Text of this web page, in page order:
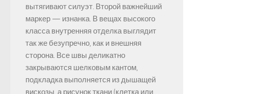
вытягивают силуэт. Второй важнейший
маркер — изнанка. В вещах высокого
класса внутренняя отделка выглядит
так же безупречно, как и внешняя
сторона. Все швы деликатно
закрываются шелковым кантом,
подкладка выполняется из дышащей
вискозы, а рисунок ткани (клетка или